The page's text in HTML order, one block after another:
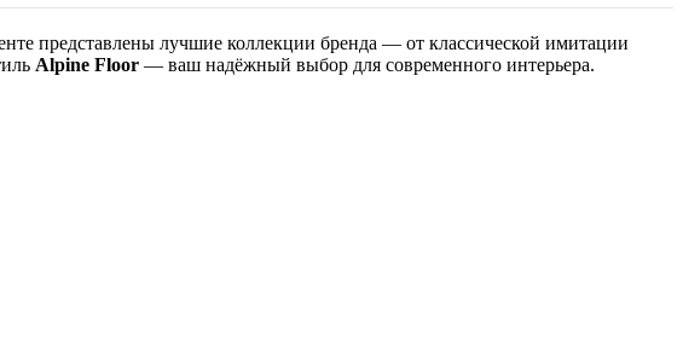
представлены лучшие коллекции бренда — от классической имитации
Alpine Floor — ваш надёжный выбор для современного интерьера.